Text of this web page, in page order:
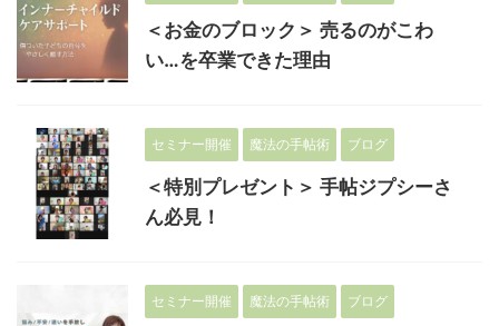
＜お金のブロック＞ 売るのがこわ
い…を卒業できた理由
セミナー開催 魔法の手帖術 ブログ
＜特別プレゼント＞ 手帖ジプシーさ
ん必見！
セミナー開催 魔法の手帖術 ブログ